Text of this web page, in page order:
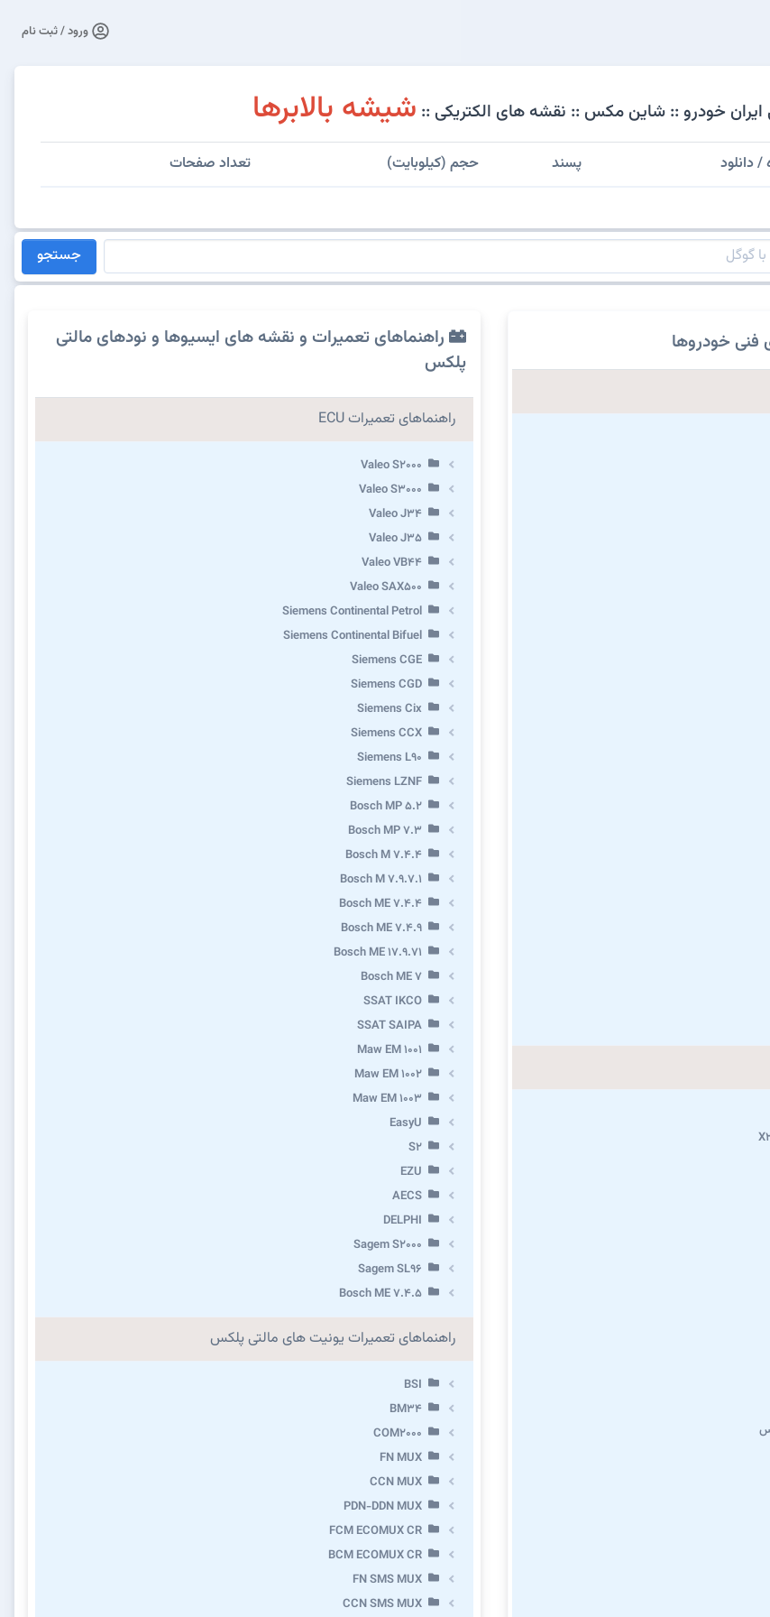
ورود / ثبت نام
ایران خودرو :: شاین مکس :: نقشه های الکتریکی :: شیشه بالابرها
دانلود پسند حجم (کیلوبایت) تعداد صفحات
جستجو
فنی خودروها
راهنماهای تعمیرات و نقشه های ایسیوها و نودهای مالتی
پلکس
راهنماهای تعمیرات ECU
Valeo S2000
Valeo S3000
Valeo J34
Valeo J35
Valeo VB44
Valeo SAX500
Siemens Continental Petrol
Siemens Continental Bifuel
Siemens CGE
Siemens CGD
Siemens Cix
Siemens CCX
Siemens L90
Siemens LZNF
Bosch MP 5.2
Bosch MP 7.3
Bosch M 7.4.4
Bosch M 7.9.7.1
Bosch ME 7.4.4
Bosch ME 7.4.9
Bosch ME 17.9.71
Bosch ME 7
SSAT IKCO
SSAT SAIPA
Maw EM 1001
Maw EM 1002
Maw EM 1003
EasyU
S2
EZU
AECS
DELPHI
Sagem S2000
Sagem SL96
Bosch ME 7.4.5
راهنماهای تعمیرات یونیت های مالتی پلکس
BSI
BM34
COM2000
FN MUX
CCN MUX
PDN-DDN MUX
FCM ECOMUX CR
BCM ECOMUX CR
FN SMS MUX
CCN SMS MUX